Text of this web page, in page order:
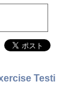
Testi